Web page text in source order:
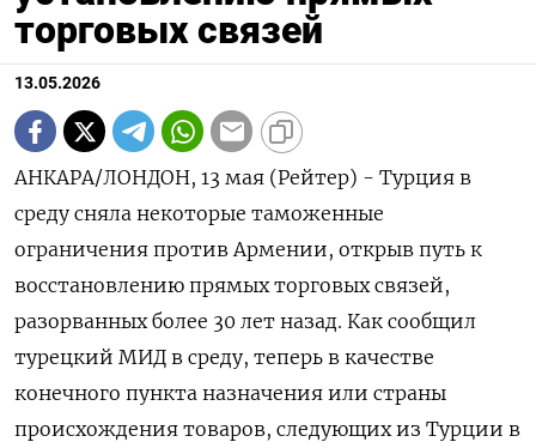
торговых связей
13.05.2026
АНКАРА/ЛОНДОН, 13 мая (Рейтер) - Турция в
среду сняла некоторые таможенные
ограничения против Армении, ‌открыв путь к
восстановлению прямых торговых связей,
разорванных более 30 лет назад. Как ​сообщил ​
турецкий ​МИД в среду, ⁠теперь в ‌качестве
конечного пункта назначения ‌или страны
происхождения товаров, следующих из Турции ​в